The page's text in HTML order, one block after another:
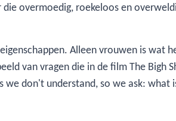
overmoedig, roekeloos en
Alleen vrouwen is wat
van vragen die in de film The Bigh
don't understand, so we ask: what